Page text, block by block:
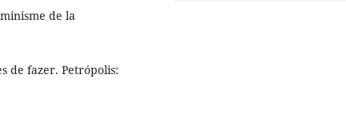
de la
de fazer. Petrópolis: